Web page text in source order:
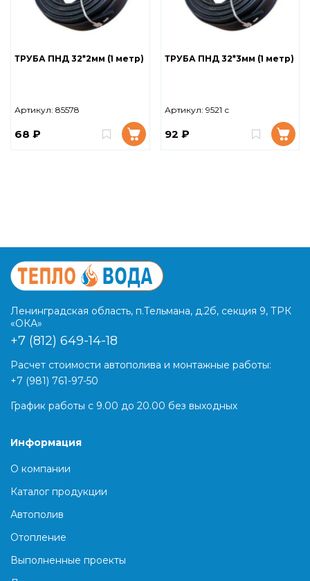
ТРУБА ПНД 32*2мм (1 метр)
Артикул: 85578
68 ₽
ТРУБА ПНД 32*3мм (1 метр)
Артикул: 9521 с
92 ₽
Ленинградская область, п.Тельмана, д.2б, секция 9, ТРК
«ОКА»
+7 (812) 649-14-18
Расчет стоимости автополива и монтажные работы:
+7 (981) 761-97-50
График работы с 9.00 до 20.00 без выходных
Информация
О компании
Каталог продукции
Автополив
Отопление
Выполненные проекты